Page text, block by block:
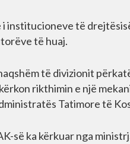
institucioneve të
të huaj.
të divizionit
rikthimin e një
Tatimore të
së ka kërkuar nga